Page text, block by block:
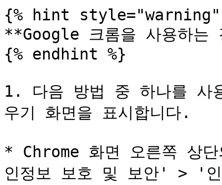
{% hint style="warning"
**Google 크롬을 사용하는
{% endhint %}
1. 다음 방법 중 하나를 사
우기 화면을 표시합니다.
* Chrome 화면 오른쪽
인정보 보호 및 보안' > '인